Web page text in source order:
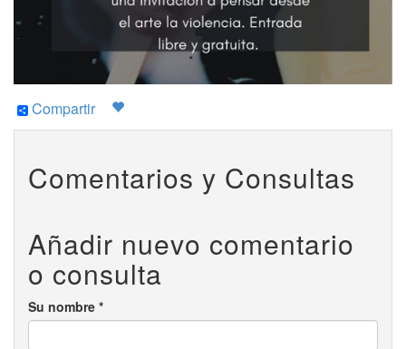
Compartir
Comentarios y Consultas
Añadir nuevo comentario
o consulta
Su nombre *